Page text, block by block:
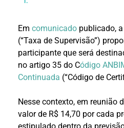
Em comunicado publicado,
(“Taxa de Supervisão”)
participante que será
no artigo 35 do Código
Continuada (“Código de
Nesse contexto, em reunião
valor de R$ 14,70 por cada